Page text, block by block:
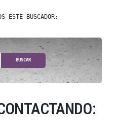
ESTE BUSCADOR:
BUSCAR